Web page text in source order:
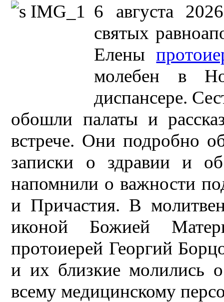
6 августа
святых
Елены
молебен в
диспансере.
обошли палаты и
встрече. Они подробно
записки о здравии и
напомнили о важности
и Причастия. В
иконой Божией
протоиерей Георгий
и их близкие молились
всему медицинскому